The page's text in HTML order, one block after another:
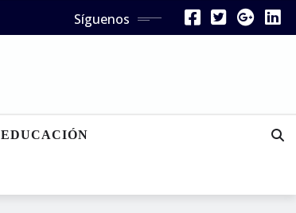
Síguenos
EDUCACIÓN